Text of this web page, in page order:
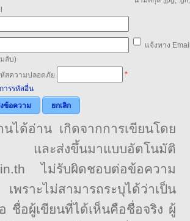
แจ้งทาง
ลับ)
*
ารรหัสอื่น
ข้อความ
ยกเลิก
ได้อ่าน เกิดจากการเขียนโดย
และส่งขึ้นมาแบบอัตโนมัติ
ไม่รับผิดชอบต่อข้อความ
ราะไม่สามารถระบุได้ว่าเป็น
ชื่อผู้เขียนที่ได้เห็นคือชื่อจริง ผู้